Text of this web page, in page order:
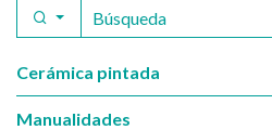
cerámica pintada
manualidades